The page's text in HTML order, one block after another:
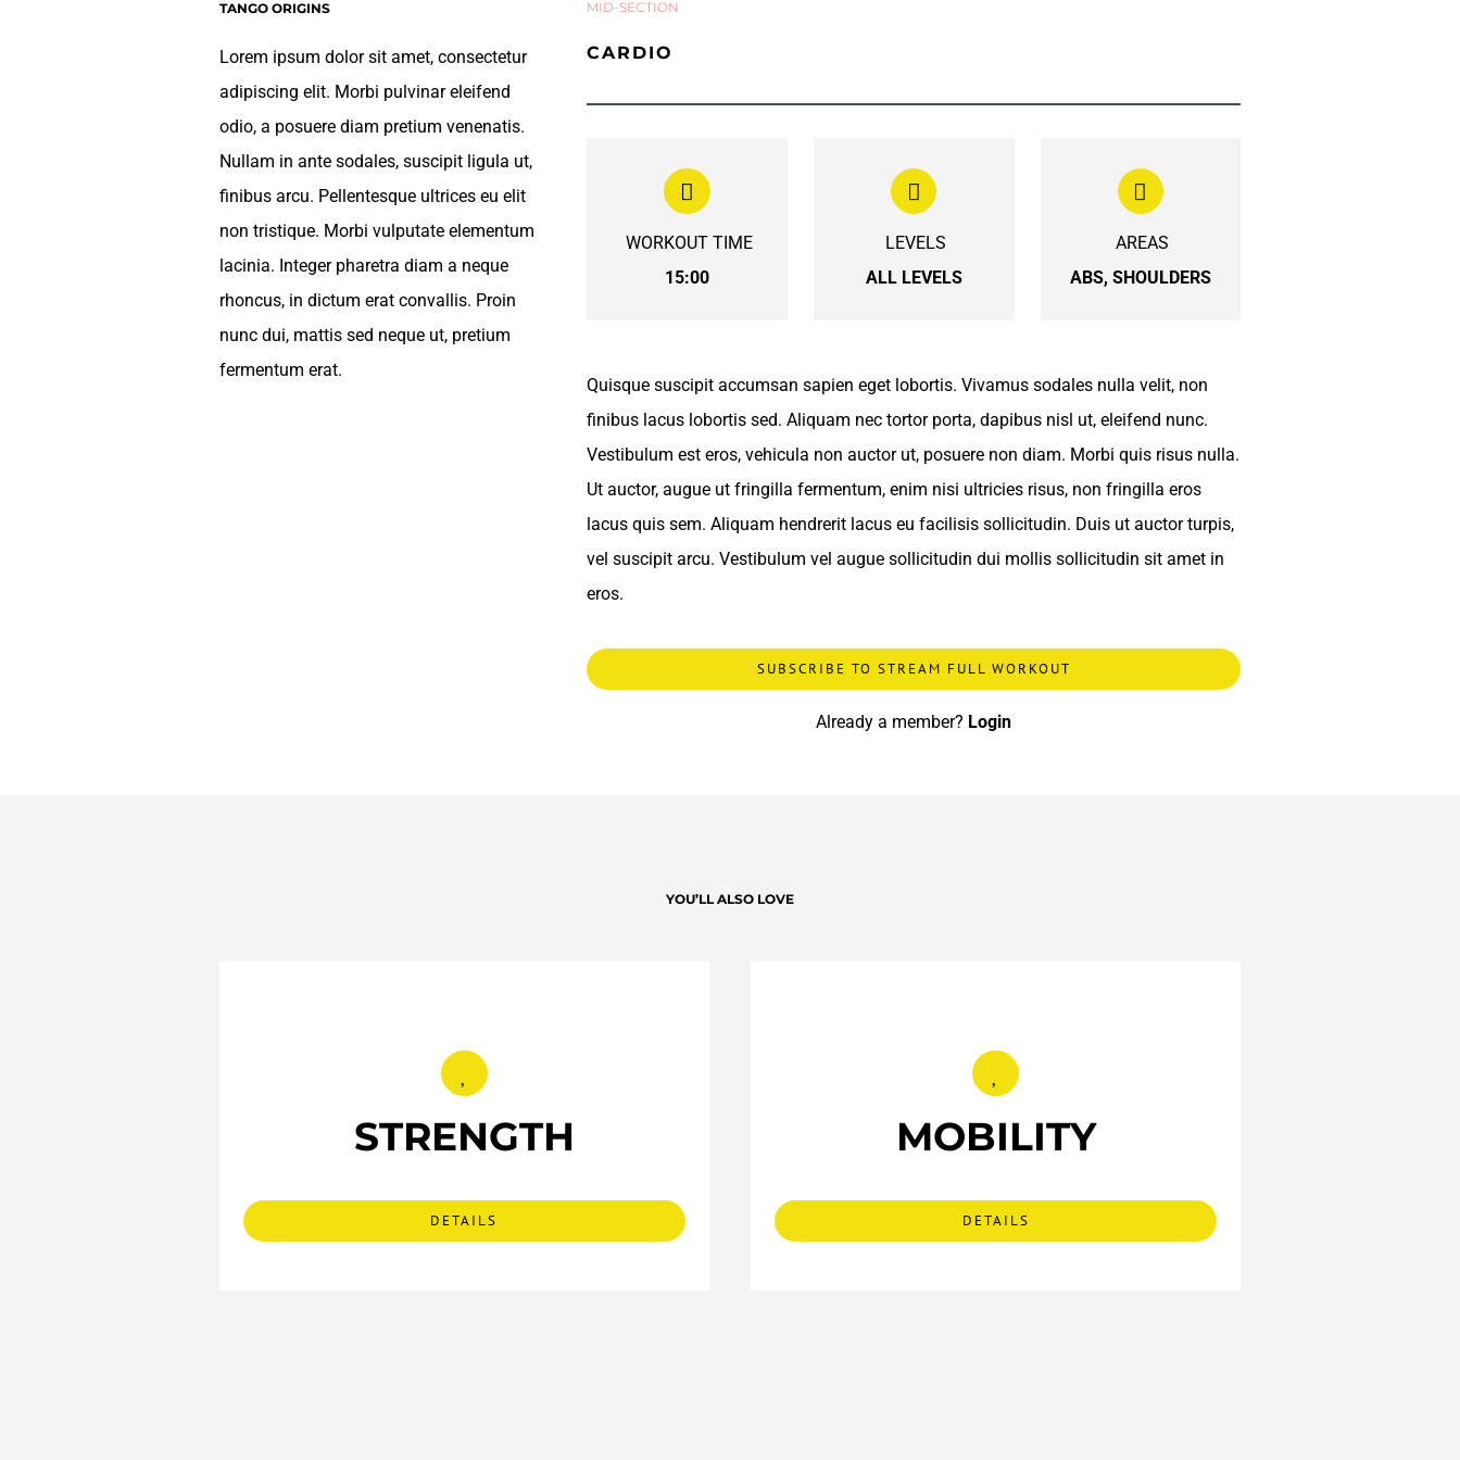
TANGO ORIGINS
Lorem ipsum dolor sit amet, consectetur
adipiscing elit. Morbi pulvinar eleifend
odio, a posuere diam pretium venenatis.
Nullam in ante sodales, suscipit ligula ut,
finibus arcu. Pellentesque ultrices eu elit
non tristique. Morbi vulputate elementum
lacinia. Integer pharetra diam a neque
rhoncus, in dictum erat convallis. Proin
nunc dui, mattis sed neque ut, pretium
fermentum erat.
MID-SECTION
CARDIO
WORKOUT TIME
15:00
LEVELS
ALL LEVELS
AREAS
ABS, SHOULDERS
Quisque suscipit accumsan sapien eget lobortis. Vivamus sodales nulla velit, non
finibus lacus lobortis sed. Aliquam nec tortor porta, dapibus nisl ut, eleifend nunc.
Vestibulum est eros, vehicula non auctor ut, posuere non diam. Morbi quis risus nulla.
Ut auctor, augue ut fringilla fermentum, enim nisi ultricies risus, non fringilla eros
lacus quis sem. Aliquam hendrerit lacus eu facilisis sollicitudin. Duis ut auctor turpis,
vel suscipit arcu. Vestibulum vel augue sollicitudin dui mollis sollicitudin sit amet in
eros.
SUBSCRIBE TO STREAM FULL WORKOUT
Already a member? Login
YOU’LL ALSO LOVE
STRENGTH
DETAILS
MOBILITY
DETAILS